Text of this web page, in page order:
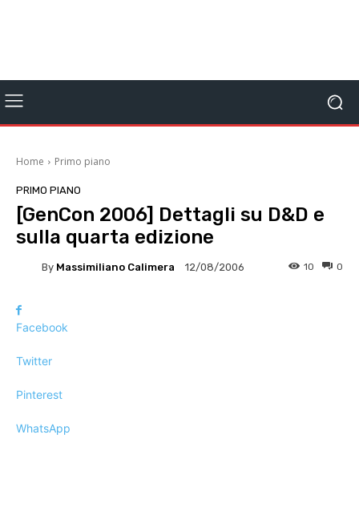
Home Primo piano
PRIMO PIANO
[GenCon 2006] Dettagli su D&D e
sulla quarta edizione
By Massimiliano Calimera 12/08/2006 0
10
Facebook
Twitter
Pinterest
WhatsApp